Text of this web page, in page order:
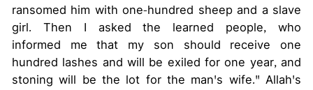
ransomed him with one-hundred sheep and a slave
girl. Then I asked the learned people, who
informed me that my son should receive one
hundred lashes and will be exiled for one year, and
stoning will be the lot for the man's wife." Allah's